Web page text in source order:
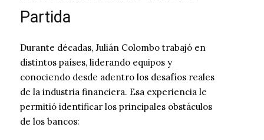
Partida
Durante décadas, Julián Colombo trabajó en
distintos países, liderando equipos y
conociendo desde adentro los desafíos reales
de la industria financiera. Esa experiencia le
permitió identificar los principales obstáculos
de los bancos: